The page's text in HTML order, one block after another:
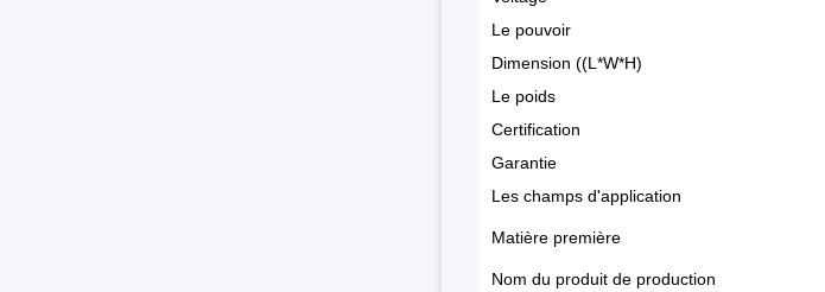
Le pouvoir
Dimension ((L*W*H)
Le poids
Certification
Garantie
Les champs d'application
Matière première
Nom du produit de production